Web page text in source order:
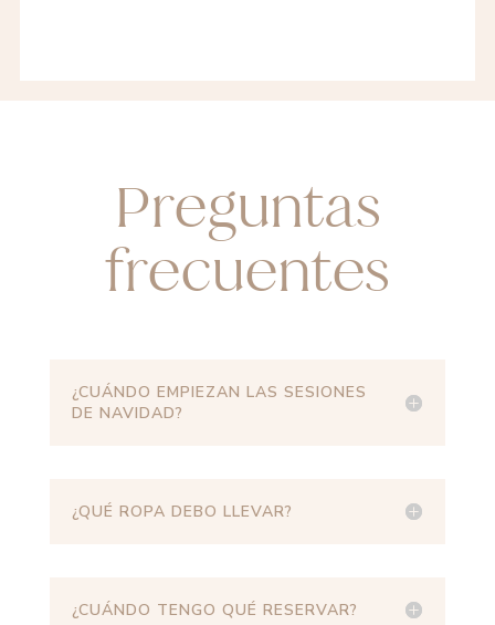
Preguntas
frecuentes
¿CUÁNDO EMPIEZAN LAS SESIONES
DE NAVIDAD?
¿QUÉ ROPA DEBO LLEVAR?
¿CUÁNDO TENGO QUÉ RESERVAR?